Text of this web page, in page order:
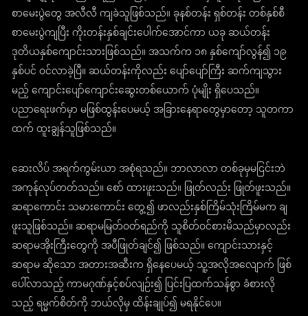
စာမေးပွဲတွေ အလီလီ ကျခဲသူဖြစ်သည်။ ခုနစ်တန်း ရှစ်တန်း တစ်နှစ်စီ
စာမေးပွဲကျပြီး ကိုးတန်းနှစ်ချင်းပေါက်အောင်ကာ ယခု ဆယ်တန်း
ဒုတိယနှစ်ကျောင်းသားဖြစ်သည်။ အသက်က ၁၈ နှစ်ကျော်လွန်၍ ၁၉
နှစ်ပင် ဝင်လာခဲ့ပြီ။ ဆယ်တန်းကိုလည်း ပျော်ပျော်ကြီး ဆက်ကျသွား
မည့် ကျောင်းပျော်ကျောင်းဆွေးတစ်ယောက် ပုံမျိုး ရှိပေသည်။
ပညာရေးဖက်မှာ မဖြစ်ထွန်းပေမယ့် အခြားနေရာတွေမှာတော့ သူတကာ
ထက် ထူးချွန်သူဖြစ်သည်။
ဆေးလိပ် အရက်ကွမ်းယာ အစုံရသည်။ ဘာလာလာ တစ်ခုမှမငြင်းဘဲ
အကုန်လုပ်တတ်သည်။ စော် ထားဖူးသည်။ ဖြုတ်လည်း ဖြုတ်ဖူးသည်။
ဆရာကောင်း သမားကောင်း တွေ့၍ ဖာလည်းနှစ်ကြိမ်သုံးကြိမ်မက ချ
ဖူးသူဖြစ်သည်။ ဆရာမမြတ်ဝတ်ရည်ကို သူစိတ်ဝင်စားမိသည်မှာလည်း
ဆရာမအိုးကြီးတွေကို အပီဖြုတ်ချင်၍ ဖြစ်သည်။ ကျောင်းသားနှင့်
ဆရာမ ဆိုသော အတားအဆီးက ရှိနေပေမယ့် သူ့အလိုအလျောက် ဖြစ်
ပေါ်လာသည့် ကာမဂုဏ်နှင့်စပ်လျဉ်း၍ ပြင်းပြထက်သန်စွာ ခံစားလို
သည့် ရမ္မက်စိတ်ကို ဘယ်လိုမှ ထိန်းချုပ်၍ မရနိုင်ပေ။